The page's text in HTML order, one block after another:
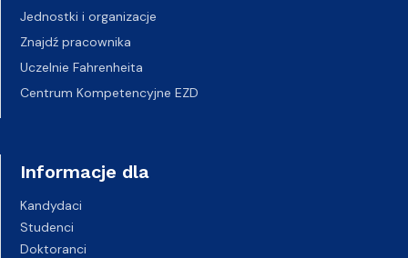
Jednostki i organizacje
Znajdź pracownika
Uczelnie Fahrenheita
Centrum Kompetencyjne EZD
Informacje dla
Kandydaci
Studenci
Doktoranci